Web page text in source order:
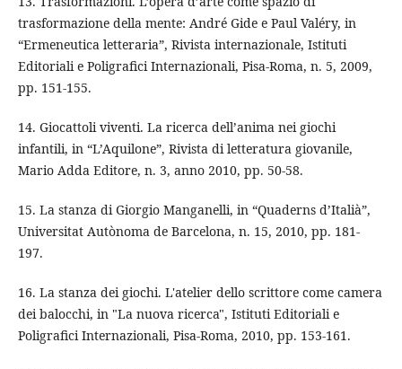
trasformazione della mente: André Gide e Paul Valéry, in
“Ermeneutica letteraria”, Rivista internazionale, Istituti
Editoriali e Poligrafici Internazionali, Pisa-Roma, n. 5, 2009,
pp. 151-155.
14. Giocattoli viventi. La ricerca dell’anima nei giochi
infantili, in “L’Aquilone”, Rivista di letteratura giovanile,
Mario Adda Editore, n. 3, anno 2010, pp. 50-58.
15. La stanza di Giorgio Manganelli, in “Quaderns d’Italià”,
Universitat Autònoma de Barcelona, n. 15, 2010, pp. 181-
197.
16. La stanza dei giochi. L'atelier dello scrittore come camera
dei balocchi, in "La nuova ricerca", Istituti Editoriali e
Poligrafici Internazionali, Pisa-Roma, 2010, pp. 153-161.